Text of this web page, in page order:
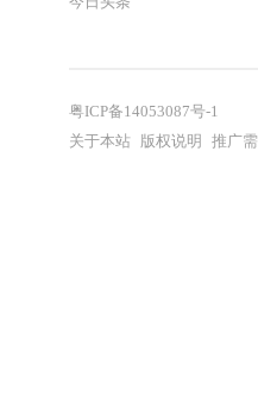
粤ICP备14053087号-1
关于本站 版权说明 推广